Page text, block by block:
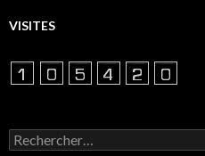
VISITES
Rechercher :